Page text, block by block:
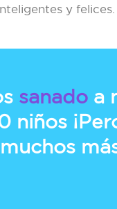
y felices
sanado a
niños
muchos